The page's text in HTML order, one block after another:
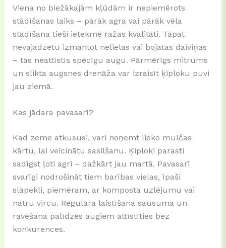
Viena no biežākajām kļūdām ir nepiemērots
stādīšanas laiks – pārāk agra vai pārāk vēla
stādīšana tieši ietekmē ražas kvalitāti. Tāpat
nevajadzētu izmantot nelielas vai bojātas daiviņas
– tās neattīstīs spēcīgu augu. Pārmērīgs mitrums
un slikta augsnes drenāža var izraisīt ķiploku puvi
jau ziemā.
Kas jādara pavasarī?
Kad zeme atkususi, vari noņemt lieko mulčas
kārtu, lai veicinātu sasilšanu. Ķiploki parasti
sadīgst ļoti agri – dažkārt jau martā. Pavasarī
svarīgi nodrošināt tiem barības vielas, īpaši
slāpekli, piemēram, ar komposta uzlējumu vai
nātru vircu. Regulāra laistīšana sausumā un
ravēšana palīdzēs augiem attīstīties bez
konkurences.